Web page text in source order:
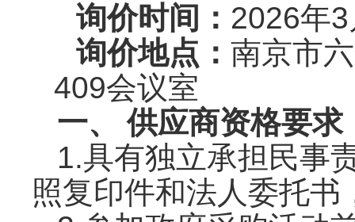
询价时间： 2026年3
询价地点： 南京市
409会议室
一、
供应商资格要求
1.具有独立承担民事
照复印件和法人委托书